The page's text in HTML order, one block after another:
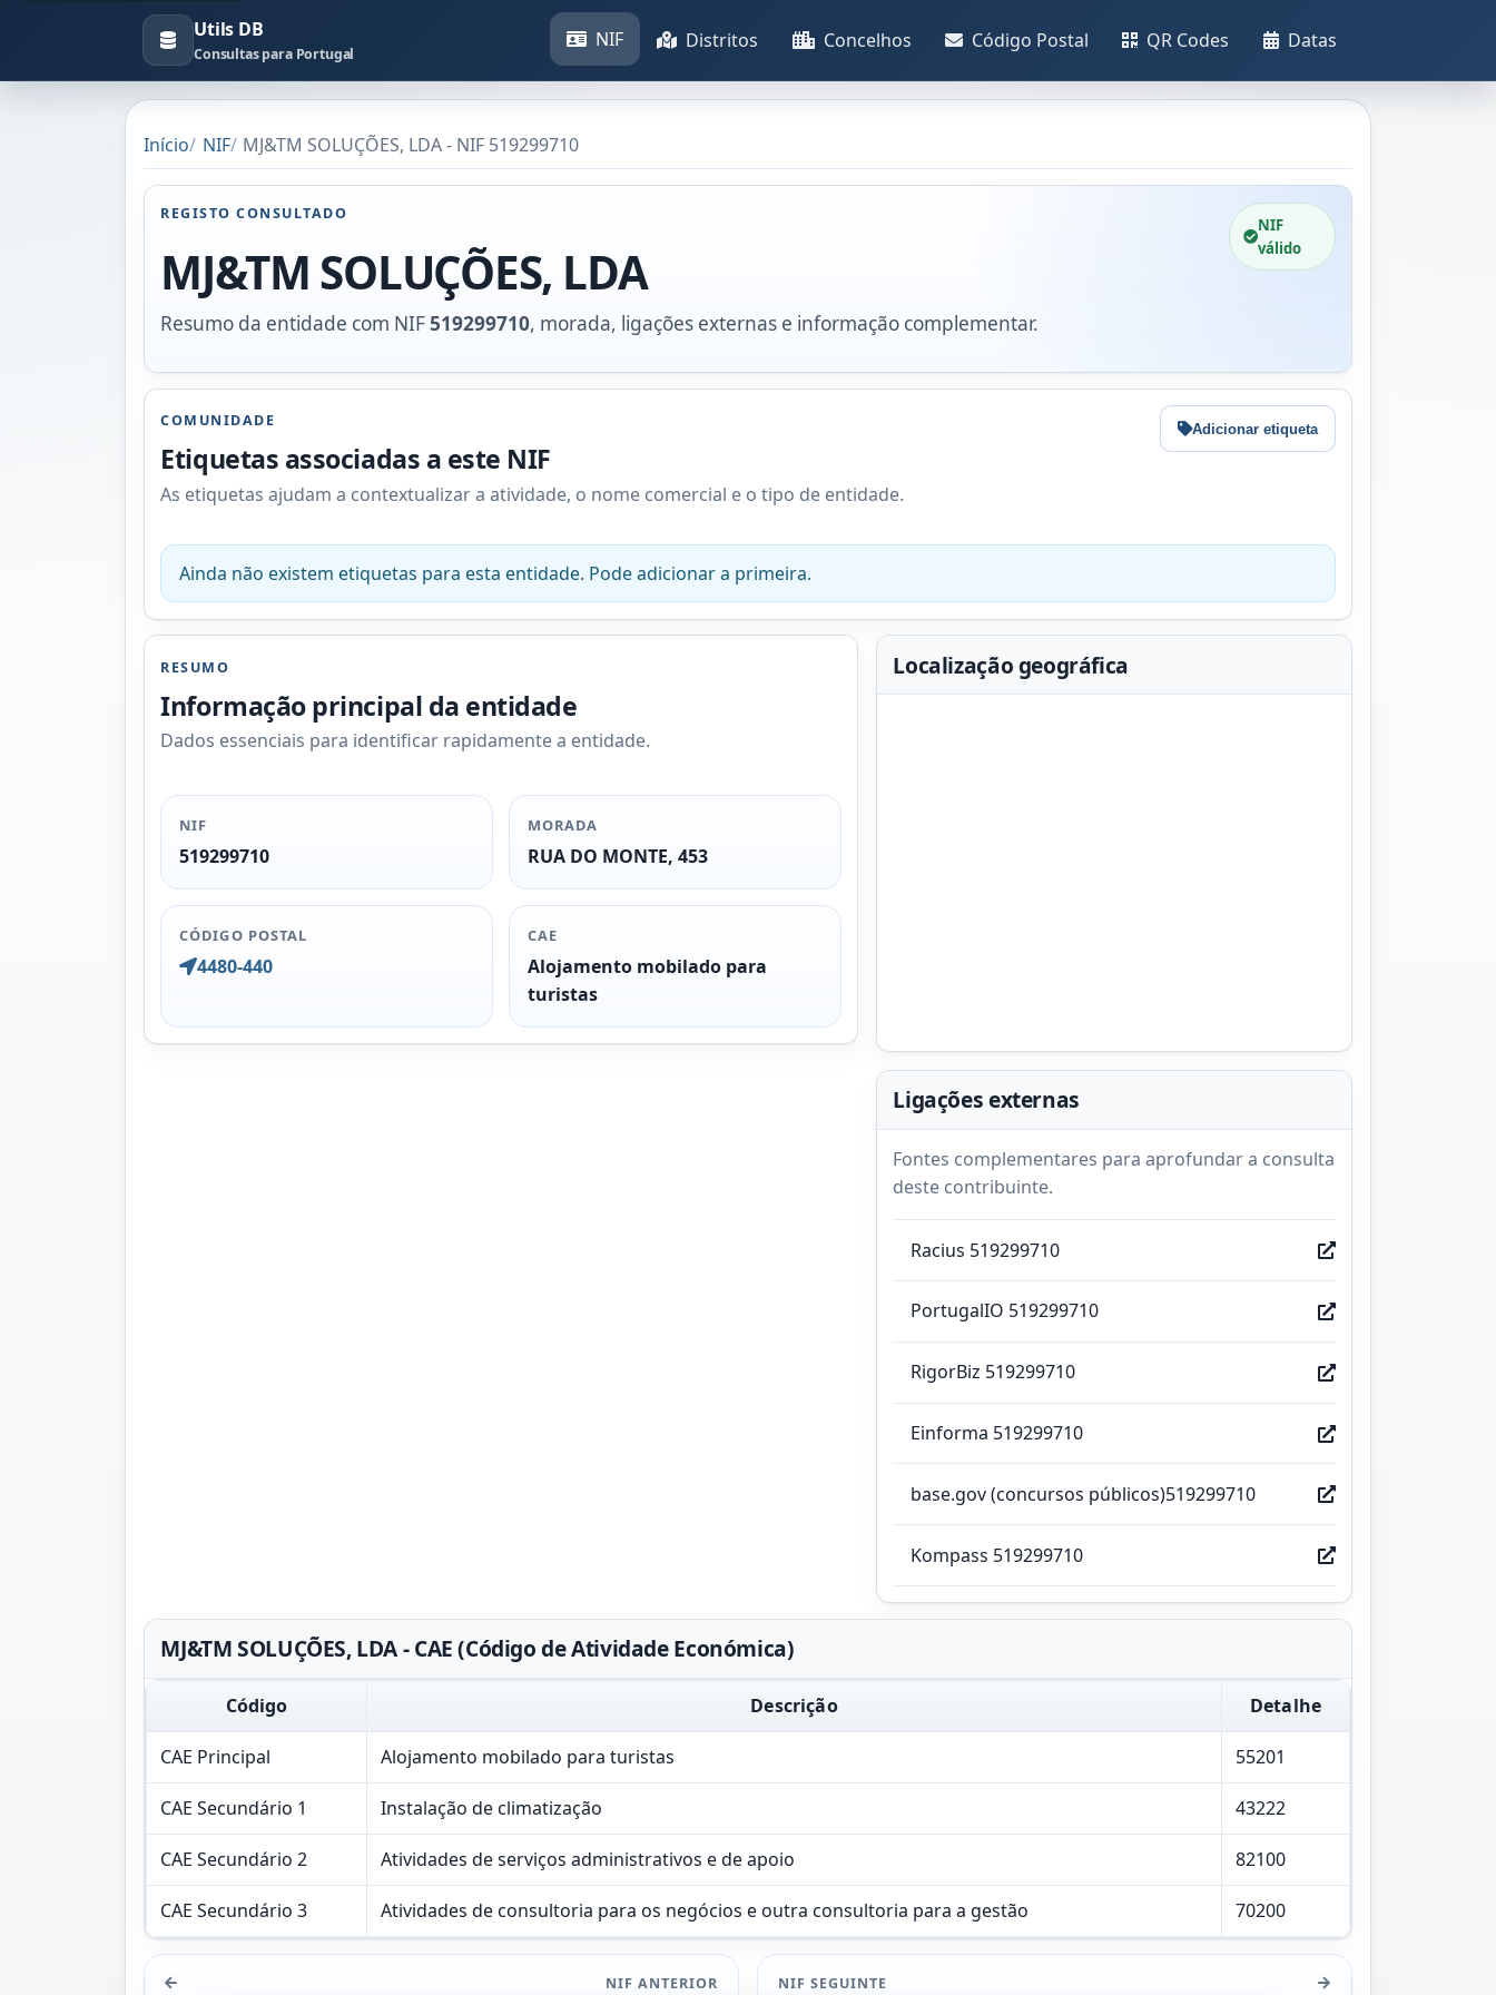
Utils DB
Consultas para Portugal
NIF Distritos Concelhos Código Postal QR Codes Datas
Início NIF MJ&TM SOLUÇÕES, LDA - NIF 519299710
REGISTO CONSULTADO
MJ&TM SOLUÇÕES, LDA
Resumo da entidade com NIF519299710, morada, ligações externas e informação complementar.
NIF
válido
COMUNIDADE
Etiquetas associadas a este NIF
As etiquetas ajudam a contextualizar a atividade, o nome comercial e o tipo de entidade.
Adicionar etiqueta
Ainda não existem etiquetas para esta entidade. Pode adicionar a primeira.
RESUMO
Informação principal da entidade
Dados essenciais para identificar rapidamente a entidade.
NIF
519299710
MORADA
RUA DO MONTE, 453
CÓDIGO POSTAL
4480-440
CAE
Alojamento mobilado para
turistas
Localização geográfica
Ligações externas
Fontes complementares para aprofundar a consulta
deste contribuinte.
Racius 519299710
PortugalIO 519299710
RigorBiz 519299710
Einforma 519299710
base.gov (concursos públicos)519299710
Kompass 519299710
MJ&TM SOLUÇÕES, LDA - CAE (Código de Atividade Económica)
Código Descrição Detalhe
CAE Principal Alojamento mobilado para turistas 55201
CAE Secundário 1 Instalação de climatização 43222
CAE Secundário 2 Atividades de serviços administrativos e de apoio 82100
CAE Secundário 3 Atividades de consultoria para os negócios e outra consultoria para a gestão 70200
NIF ANTERIOR NIF SEGUINTE